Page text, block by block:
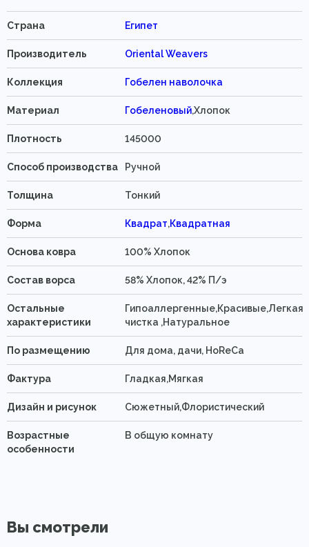
Страна Египет
Производитель Oriental Weavers
Коллекция Гобелен наволочка
Материал Гобеленовый,Хлопок
Плотность 145000
Способ производства Ручной
Толщина Тонкий
Форма Квадрат,Квадратная
Основа ковра 100% Хлопок
Состав ворса 58% Хлопок, 42% П/э
Остальные
характеристики
Гипоаллергенные,Красивые,Легкая
чистка ,Натуральное
По размещению Для дома, дачи, HoReCa
Фактура Гладкая,Мягкая
Дизайн и рисунок Сюжетный,Флористический
Возрастные
особенности
В общую комнату
Вы смотрели